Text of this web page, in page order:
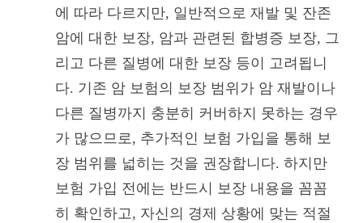
에 따라 다르지만, 일반적으로 재발 및 잔존
암에 대한 보장, 암과 관련된 합병증 보장, 그
리고 다른 질병에 대한 보장 등이 고려됩니
다. 기존 암 보험의 보장 범위가 암 재발이나
다른 질병까지 충분히 커버하지 못하는 경우
가 많으므로, 추가적인 보험 가입을 통해 보
장 범위를 넓히는 것을 권장합니다. 하지만
보험 가입 전에는 반드시 보장 내용을 꼼꼼
히 확인하고, 자신의 경제 상황에 맞는 적절